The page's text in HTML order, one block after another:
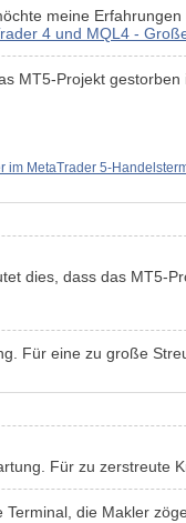
meine
4 und MQL4 -
MT5-Projekt gestorben
im MetaTrader 5-
dies, dass das MT5-
Für eine zu große
Für zu zerstreute
die Makler